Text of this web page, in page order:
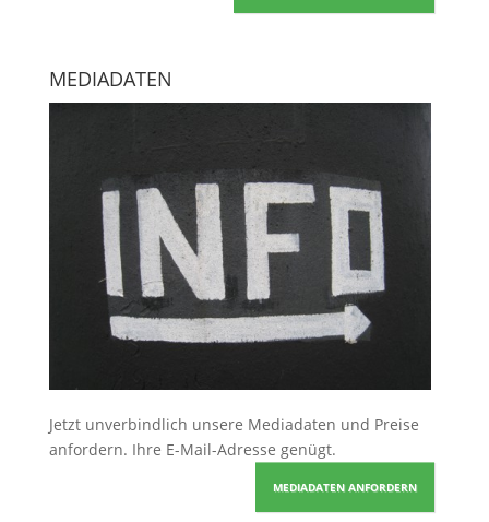
MEDIADATEN
Jetzt unverbindlich unsere Mediadaten und Preise
anfordern. Ihre E-Mail-Adresse genügt.
MEDIADATEN ANFORDERN